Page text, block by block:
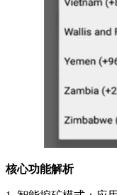
核心功能解析